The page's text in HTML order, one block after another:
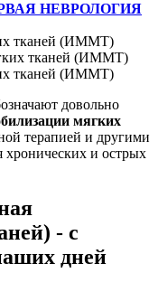
НЕВРОЛОГИЯ
тканей (ИММТ)
тканей (ИММТ)
довольно
мягких
терапией и другими
хронических и острых
- с
дней